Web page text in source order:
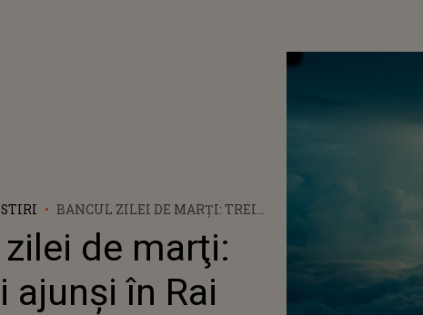
STIRI
BANCUL ZILEI DE MARŢI: TREI
de marţi:
ajunși în Rai